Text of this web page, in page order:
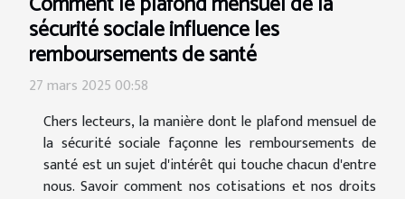
sécurité sociale influence les
remboursements de santé
27 mars 2025 00:58
Chers lecteurs, la manière dont le plafond mensuel de
la sécurité sociale façonne les remboursements de
santé est un sujet d'intérêt qui touche chacun d'entre
nous. Savoir comment nos cotisations et nos droits